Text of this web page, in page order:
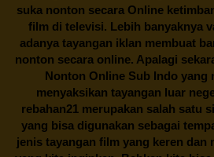
suka nonton secara Online
film di televisi. Lebih banyaknya
adanya tayangan iklan membuat
nonton secara online. Apalagi
Nonton Online Sub Indo yang
menyaksikan tayangan luar
rebahan21 merupakan salah satu
yang bisa digunakan sebagai
jenis tayangan film yang keren dan